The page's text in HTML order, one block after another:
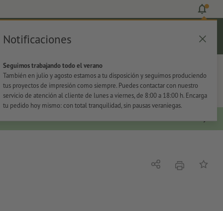
Notificaciones
Seguimos trabajando todo el verano
También en julio y agosto estamos a tu disposición y seguimos produciendo
tus proyectos de impresión como siempre. Puedes contactar con nuestro
servicio de atención al cliente de lunes a viernes, de 8:00 a 18:00 h. Encarga
tu pedido hoy mismo: con total tranquilidad, sin pausas veraniegas.
Cesta
Oficina Adhesivos
CompartirimprimirAñadir